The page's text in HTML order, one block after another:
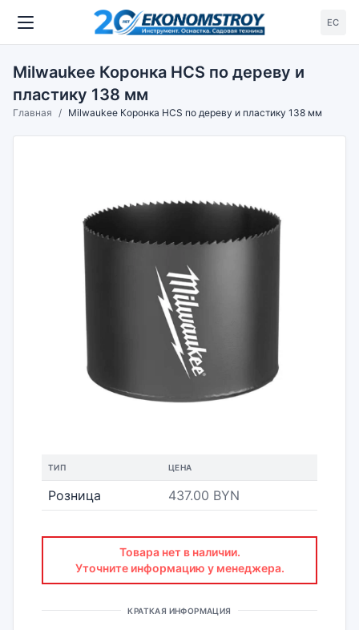
ЕС
Milwaukee Коронка HCS по дереву и
пластику 138 мм
Главная Milwaukee Коронка HCS по дереву и пластику 138 мм
ТИП ЦЕНА
Розница 437.00 BYN
Товара нет в наличии.
Уточните информацию у менеджера.
КРАТКАЯ ИНФОРМАЦИЯ